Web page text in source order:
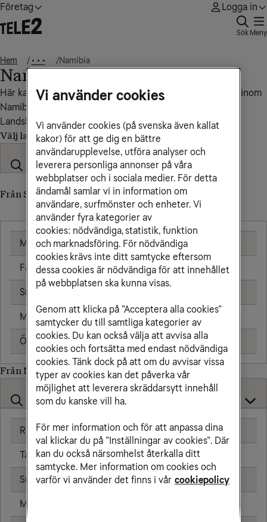
Företag Logga in
Sök Meny
Hem • • • Namibia
Namibia
Här kan du se vad det kostar att ringa, sms:a till, från och inom
Namibia. Det går inte att surfa med mobilen landet.
Landskod: +264
Välj land
Från Sverige till Namibia
Mobil 18,00 kr/min
Fast telefon 18,00 kr/min
Sms
Mms 2,39 kr
Öppningsavgift 0,79 kr
Från Namibia till
Ringa samtal 20,00 kr/min
Ta emot samtal 20,00 kr/min
Sms 4,80 kr
Mms
Vi använder cookies
Vi använder cookies (på svenska även kallat
kakor) för att ge dig en bättre
användarupplevelse, utföra analyser och
leverera personliga annonser på våra
webbplatser och i sociala medier. För detta
ändamål samlar vi in information om
användare, surfmönster och enheter. Vi
använder fyra kategorier av
cookies: nödvändiga, statistik, funktion
och marknadsföring. För nödvändiga
cookies krävs inte ditt samtycke eftersom
dessa cookies är nödvändiga för att innehållet
på webbplatsen ska kunna visas.
Genom att klicka på ”Acceptera alla cookies”
samtycker du till samtliga kategorier av
cookies. Du kan också välja att avvisa alla
cookies och fortsätta med endast nödvändiga
cookies. Tänk dock på att om du avvisar vissa
typer av cookies kan det påverka vår
möjlighet att leverera skräddarsytt innehåll
som du kanske vill ha.
För mer information och för att anpassa dina
val klickar du på ”Inställningar av cookies”. Där
kan du också närsomhelst återkalla ditt
samtycke. Mer information om cookies och
varför vi använder det finns i vår cookiepolicy